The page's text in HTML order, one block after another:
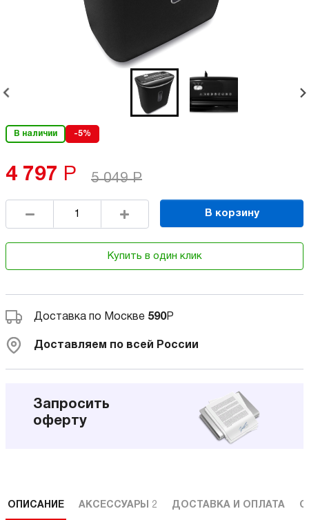
В наличии -5%
4 797 Р 5 049 Р
В корзину
Купить в один клик
Доставка по Москве 590Р
Доставляем по всей России
Запросить
оферту
ОПИСАНИЕ АКСЕССУАРЫ 2 ДОСТАВКА И ОПЛАТА